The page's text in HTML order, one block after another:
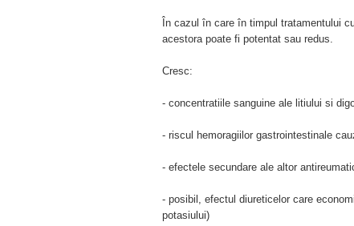
În cazul în care în timpul tratamentului
acestora poate fi potentat sau redus.
Cresc:
- concentratiile sanguine ale litiului si
- riscul hemoragiilor gastrointestinale
- efectele secundare ale altor
- posibil, efectul diureticelor care
potasiului)